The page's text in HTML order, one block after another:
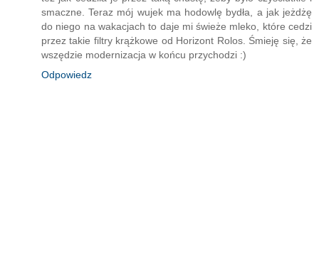
smaczne. Teraz mój wujek ma hodowlę bydła, a jak jeżdżę
do niego na wakacjach to daje mi świeże mleko, które cedzi
przez takie filtry krążkowe od Horizont Rolos. Śmieję się, że
wszędzie modernizacja w końcu przychodzi :)
Odpowiedz